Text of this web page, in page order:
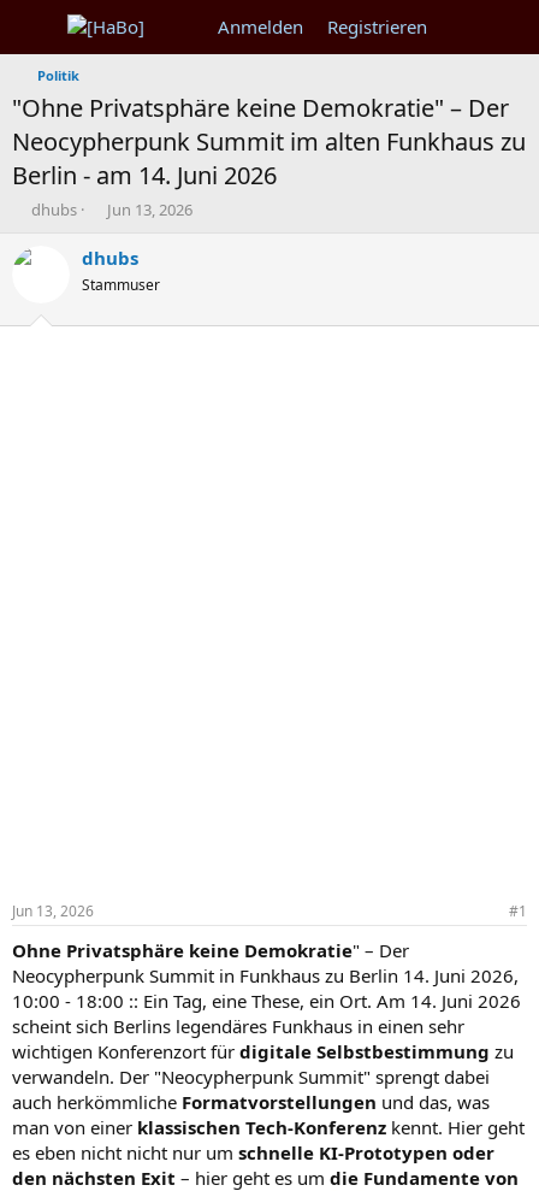
Anmelden Registrieren
Politik
"Ohne Privatsphäre keine Demokratie" – Der
Neocypherpunk Summit im alten Funkhaus zu
Berlin - am 14. Juni 2026
T
e
n
dhubs
B
g
n
Jun 13, 2026
dhubs
Stammuser
Jun 13, 2026 #1
Ohne Privatsphäre keine Demokratie" – Der
Neocypherpunk Summit in Funkhaus zu Berlin 14. Juni 2026,
10:00 - 18:00 :: Ein Tag, eine These, ein Ort. Am 14. Juni 2026
scheint sich Berlins legendäres Funkhaus in einen sehr
wichtigen Konferenzort für digitale Selbstbestimmung zu
verwandeln. Der "Neocypherpunk Summit" sprengt dabei
auch herkömmliche Formatvorstellungen und das, was
man von einer klassischen Tech-Konferenz kennt. Hier geht
es eben nicht nicht nur um schnelle KI-Prototypen oder
den nächsten Exit – hier geht es um die Fundamente von